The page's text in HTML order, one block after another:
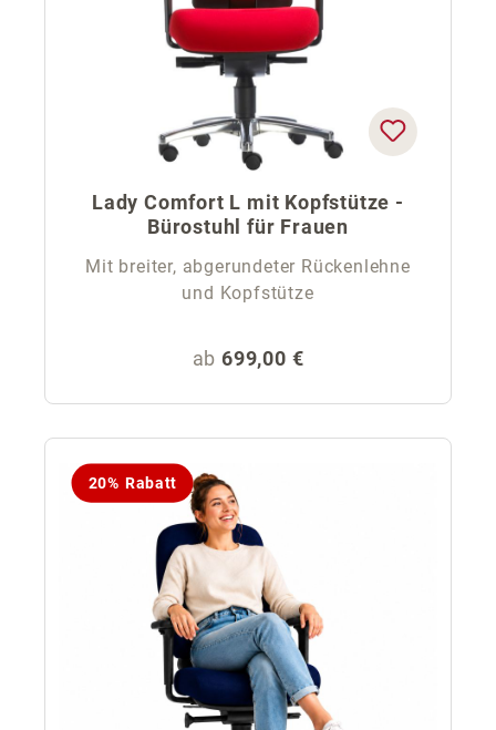
Lady Comfort L mit Kopfstütze -
Bürostuhl für Frauen
Mit breiter, abgerundeter Rückenlehne
und Kopfstütze
Regulärer Preis:
ab 699,00 €
20% Rabatt